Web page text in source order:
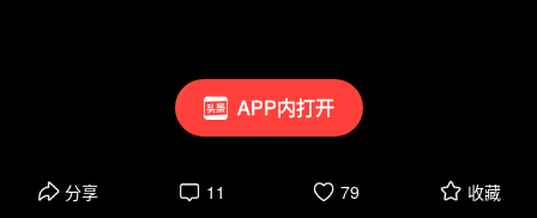
APP内打开
分享 11 79 收藏